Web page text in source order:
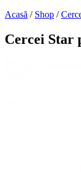
Acasă / Shop /
Cercei Star